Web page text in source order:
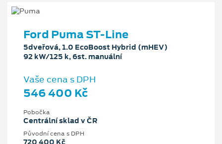
Ford Puma ST-Line
5dveřová, 1.0 EcoBoost Hybrid (mHEV)
92 kW/125 k, 6st. manuální
Vaše cena s DPH
546 400 Kč
Pobočka
Centrální sklad v ČR
Původní cena s DPH